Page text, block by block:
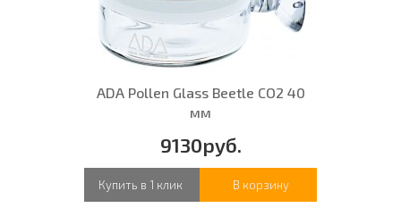
ADA Pollen Glass Beetle CO2 40
мм
9130руб.
Купить в 1 клик В корзину